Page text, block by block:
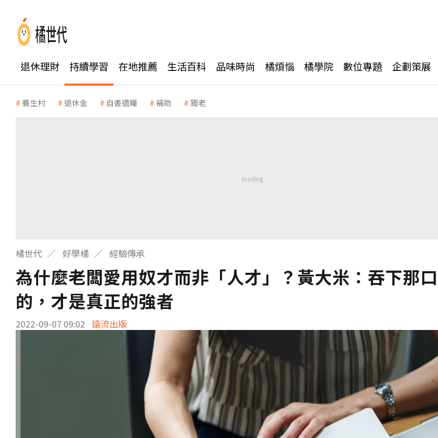
退休理財 持續學習 在地推薦 生活百科 品味時尚 橘煩惱 橘學院 數位專題 企劃策展
養生村 退休金 自書遺囑 補助 獨老
橘世代 好學橘 經驗傳承
為什麼老闆愛用奴才而非「人才」？黃大米：吞下那
的，才是真正的強者
2022-09-07 09:02 遠流出版